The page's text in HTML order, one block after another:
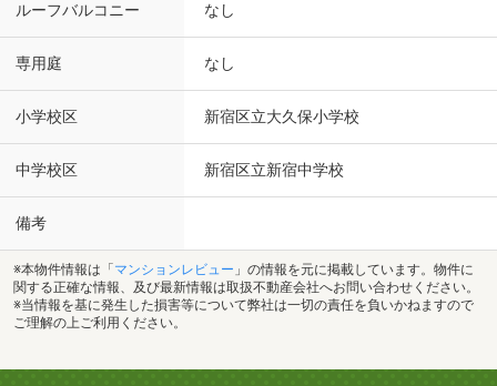
ルーフバルコニー なし
専用庭 なし
小学校区 新宿区立大久保小学校
中学校区 新宿区立新宿中学校
備考
※本物件情報は「 マンションレビュー 」の情報を元に掲載しています。物件に
関する正確な情報、及び最新情報は取扱不動産会社へお問い合わせください。
※当情報を基に発生した損害等について弊社は一切の責任を負いかねますので
ご理解の上ご利用ください。